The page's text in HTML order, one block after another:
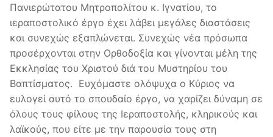
Πανιερώτατου Μητροπολίτου κ. Ιγνατίου, το
ιεραποστολικό έργο έχει λάβει μεγάλες διαστάσεις
και συνεχώς εξαπλώνεται. Συνεχώς νέα πρόσωπα
προσέρχονται στην Ορθοδοξία και γίνονται μέλη της
Εκκλησίας του Χριστού διά του Μυστηρίου του
Βαπτίσματος. Ευχόμαστε ολόψυχα ο Κύριος να
ευλογεί αυτό το σπουδαίο έργο, να χαρίζει δύναμη σε
όλους τους φίλους της Ιεραποστολής, κληρικούς και
λαϊκούς, που είτε με την παρουσία τους στη